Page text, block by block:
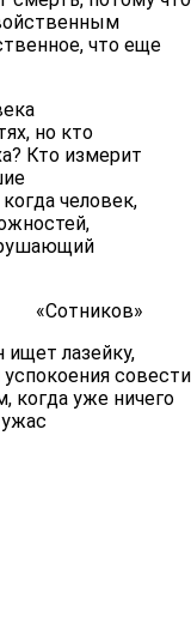
что еще
но кто
Кто измерит
человек,
«Сотников»
ищет лазейку,
совести
когда уже ничего